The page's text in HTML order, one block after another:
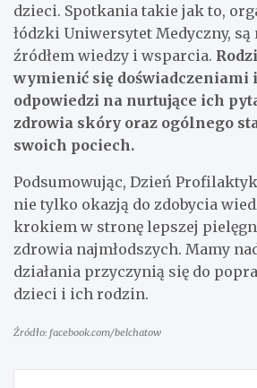
dzieci. Spotkania takie jak to,
łódzki Uniwersytet Medyczny,
źródłem wiedzy i wsparcia.
wymienić się doświadczeniami
odpowiedzi na nurtujące ich
zdrowia skóry oraz ogólnego
swoich pociech.
Podsumowując, Dzień
nie tylko okazją do zdobycia
krokiem w stronę lepszej
zdrowia najmłodszych. Mamy
działania przyczynią się do
dzieci i ich rodzin.
Źródło: facebook.com/belchatow